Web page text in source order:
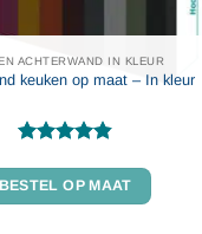
ACHTERWAND IN KLEUR
keuken op maat – In kleur
4.86uit 5
BESTEL OP MAAT